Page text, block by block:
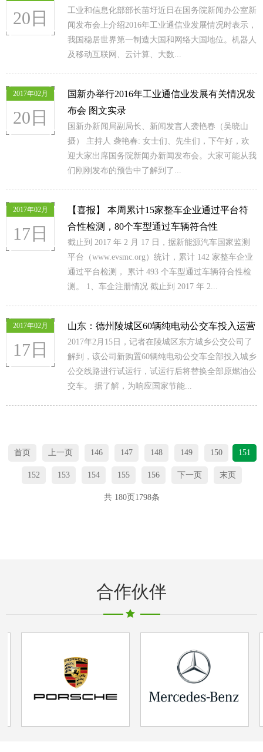
20日
工业和信息化部部长苗圩近日在国务院新闻办公室新
闻发布会上介绍2016年工业通信业发展情况时表示，
我国稳居世界第一制造大国和网络大国地位。机器人
及移动互联网、云计算、大数...
2017年02月
20日
国新办举行2016年工业通信业发展有关情况发
布会 图文实录
国新办新闻局副局长、新闻发言人袭艳春（吴晓山
摄） 主持人 袭艳春: 女士们、先生们，下午好，欢
迎大家出席国务院新闻办新闻发布会。大家可能从我
们刚刚发布的预告中了解到了...
2017年02月
17日
【喜报】 本周累计15家整车企业通过平台符
合性检测，80个车型通过车辆符合性
截止到 2017 年 2 月 17 日，据新能源汽车国家监测
平台（www.evsmc.org）统计，累计 142 家整车企业
通过平台检测， 累计 493 个车型通过车辆符合性检
测。 1、车企注册情况 截止到 2017 年 2...
2017年02月
17日
山东：德州陵城区60辆纯电动公交车投入运营
2017年2月15日，记者在陵城区东方城乡公交公司了
解到，该公司新购置60辆纯电动公交车全部投入城乡
公交线路进行试运行，试运行后将替换全部原燃油公
交车。 据了解，为响应国家节能...
首页 上一页 146 147 148 149 150 151
152 153 154 155 156 下一页 末页
共 180页1798条
合作伙伴